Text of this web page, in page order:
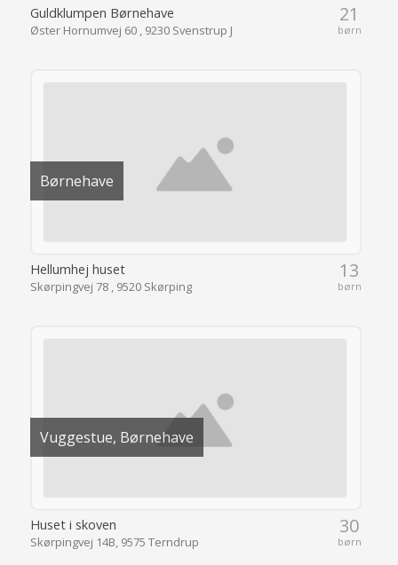
21
børn
Guldklumpen Børnehave
Øster Hornumvej 60 , 9230 Svenstrup J
Børnehave
13
børn
Hellumhej huset
Skørpingvej 78 , 9520 Skørping
Vuggestue, Børnehave
30
børn
Huset i skoven
Skørpingvej 14B, 9575 Terndrup